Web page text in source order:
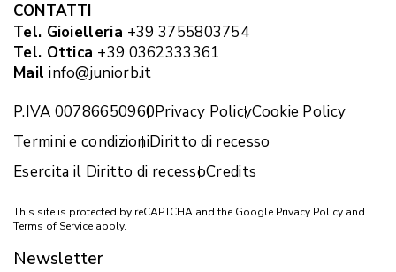
CONTATTI
Tel. Gioielleria +39 3755803754
Tel. Ottica +39 0362333361
Mail info@juniorb.it
P.IVA 00786650960Privacy PolicyCookie Policy
Termini e condizioniDiritto di recesso
Esercita il Diritto di recessoCredits
This site is protected by reCAPTCHA and the Google Privacy Policy and
Terms of Service apply.
Newsletter